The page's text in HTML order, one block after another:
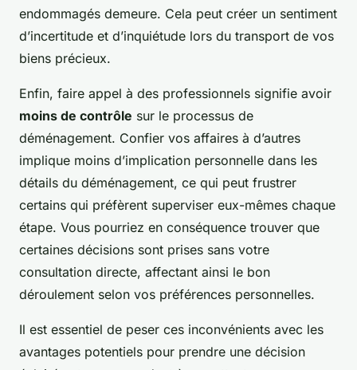
endommagés demeure. Cela peut créer un sentiment
d’incertitude et d’inquiétude lors du transport de vos
biens précieux.
Enfin, faire appel à des professionnels signifie avoir
moins de contrôle sur le processus de
déménagement. Confier vos affaires à d’autres
implique moins d’implication personnelle dans les
détails du déménagement, ce qui peut frustrer
certains qui préfèrent superviser eux-mêmes chaque
étape. Vous pourriez en conséquence trouver que
certaines décisions sont prises sans votre
consultation directe, affectant ainsi le bon
déroulement selon vos préférences personnelles.
Il est essentiel de peser ces inconvénients avec les
avantages potentiels pour prendre une décision